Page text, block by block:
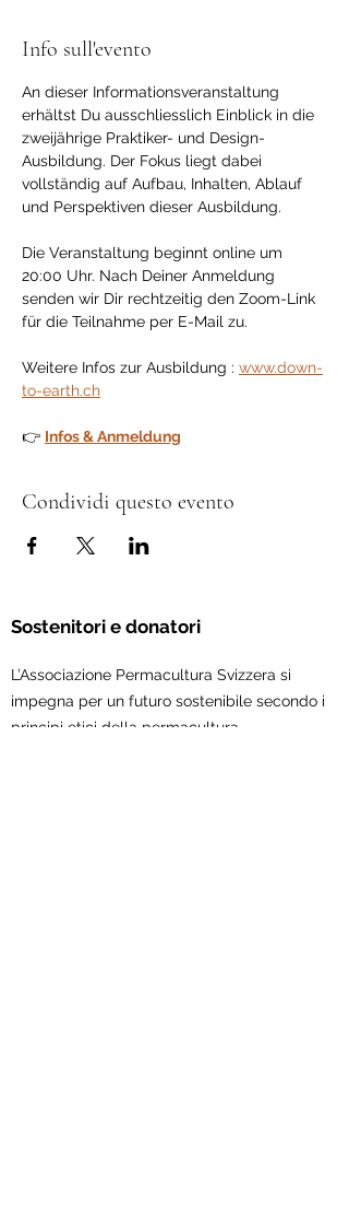
Info sull'evento
An dieser Informationsveranstaltung
erhältst Du ausschliesslich Einblick in die
zweijährige Praktiker- und Design-
Ausbildung. Der Fokus liegt dabei
vollständig auf Aufbau, Inhalten, Ablauf
und Perspektiven dieser Ausbildung.
Die Veranstaltung beginnt online um
20:00 Uhr. Nach Deiner Anmeldung
senden wir Dir rechtzeitig den Zoom-Link
für die Teilnahme per E-Mail zu.
Weitere Infos zur Ausbildung : www.down-
to-earth.ch
👉 Infos & Anmeldung
Condividi questo evento
Sostenitori e donatori
L’Associazione Permacultura Svizzera si
impegna per un futuro sostenibile secondo i
principi etici della permacultura.